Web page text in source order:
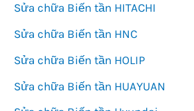
Sửa chữa Biến tần HITACHI
Sửa chữa Biến tần HNC
Sửa chữa Biến tần HOLIP
Sửa chữa Biến tần HUAYUAN